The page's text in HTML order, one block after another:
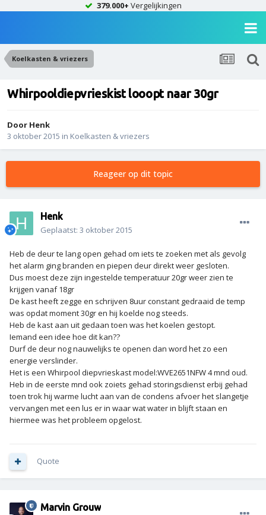
379.000+ Vergelijkingen
Koelkasten & vriezers
Whirpooldiepvrieskist looopt naar 30gr
Door Henk
3 oktober 2015 in Koelkasten & vriezers
Reageer op dit topic
Henk
Geplaatst: 3 oktober 2015
Heb de deur te lang open gehad om iets te zoeken met als gevolg
het alarm ging branden en piepen deur direkt weer gesloten.
Dus moest deze zijn ingestelde temperatuur 20gr weer zien te
krijgen vanaf 18gr
De kast heeft zegge en schrijven 8uur constant gedraaid de temp
was opdat moment 30gr en hij koelde nog steeds.
Heb de kast aan uit gedaan toen was het koelen gestopt.
Iemand een idee hoe dit kan??
Durf de deur nog nauwelijks te openen dan word het zo een
energie verslinder.
Het is een Whirpool diepvrieskast model:WVE2651NFW 4 mnd oud.
Heb in de eerste mnd ook zoiets gehad storingsdienst erbij gehad
toen trok hij warme lucht aan van de condens afvoer het slangetje
vervangen met een lus er in waar wat water in blijft staan en
hiermee was het probleem opgelost.
Quote
Marvin Grouw